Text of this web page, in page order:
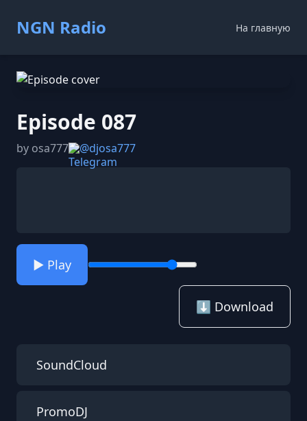
NGN Radio На главную
Episode 087
by osa777 @djosa777
▶️ Play
⬇️ Download
SoundCloud
PromoDJ